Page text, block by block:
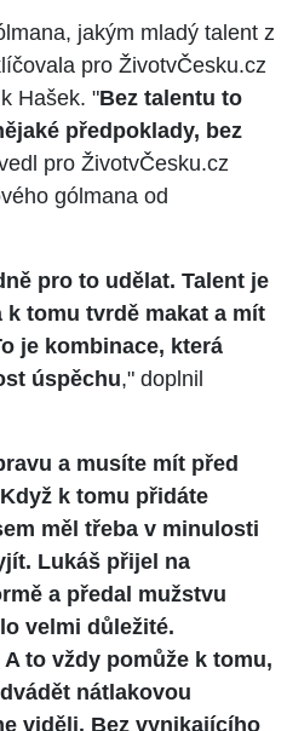
jakým mladý talent z
pro ŽivotvČesku.cz
Hašek. "Bez talentu to
předpoklady, bez
pro ŽivotvČesku.cz
gólmana od
pro to udělat. Talent je
tomu tvrdě makat a mít
je kombinace, která
úspěchu," doplnil
a musíte mít před
k tomu přidáte
měl třeba v minulosti
Lukáš přijel na
a předal mužstvu
velmi důležité.
to vždy pomůže k tomu,
nátlakovou
viděli. Bez vynikajícího